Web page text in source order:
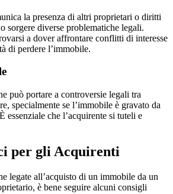
la presenza di altri proprietari o diritti
sorgere diverse problematiche legali.
a dover affrontare conflitti di interesse
di perdere l’immobile.
può portare a controversie legali tra
specialmente se l’immobile è gravato da
che l’acquirente si tuteli e
per gli Acquirenti
legate all’acquisto di un immobile da un
è bene seguire alcuni consigli